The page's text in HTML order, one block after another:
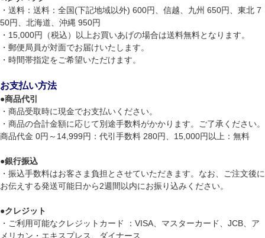
・送料：送料：全国(下記地域以外) 600円、信越、九州 650円、東北 7
50円、北海道、沖縄 950円
・15,000円（税込）以上お買いあげの場合は送料無料となります。
・郵便局員が対面でお届けいたします。
・時間帯指定をご希望いただけます。
お支払い方法
●商品代引
・商品受取時に現金でお支払いください。
・商品の合計金額に応じて別途手数料がかかります。ご了承ください。
商品代金 0円～14,999円：代引手数料 280円、15,000円以上：無料
●銀行振込
・振込手数料はお客さま負担とさせていただきます。なお、ご注文後に
お伝えする発送可能日から2週間以内にお振り込みください。
●クレジット
・ご利用可能なクレジットカード ：VISA、マスターカード、JCB、ア
メリカン・エキスプレス、ダイナース